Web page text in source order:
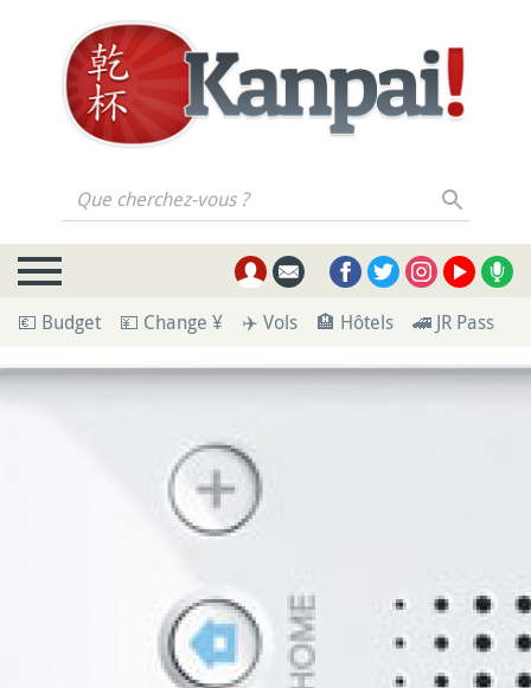
Que cherchez-vous ?
💶 Budget 💴 Change ¥ ✈️ Vols 🏨 Hôtels 🚄 JR Pass